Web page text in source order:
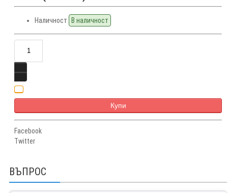
Наличност В наличност
Купи
Facebook
Twitter
ВЪПРОС